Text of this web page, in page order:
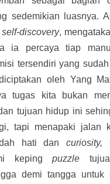
sedemikian luasnya.
self-discovery,
ia percaya tiap
tersendiri yang
oleh Yang
tugas kita bukan
tujuan hidup ini
tapi menapaki jalan
hati dancuriosity,
kepingpuzzle
demi tangga untuk